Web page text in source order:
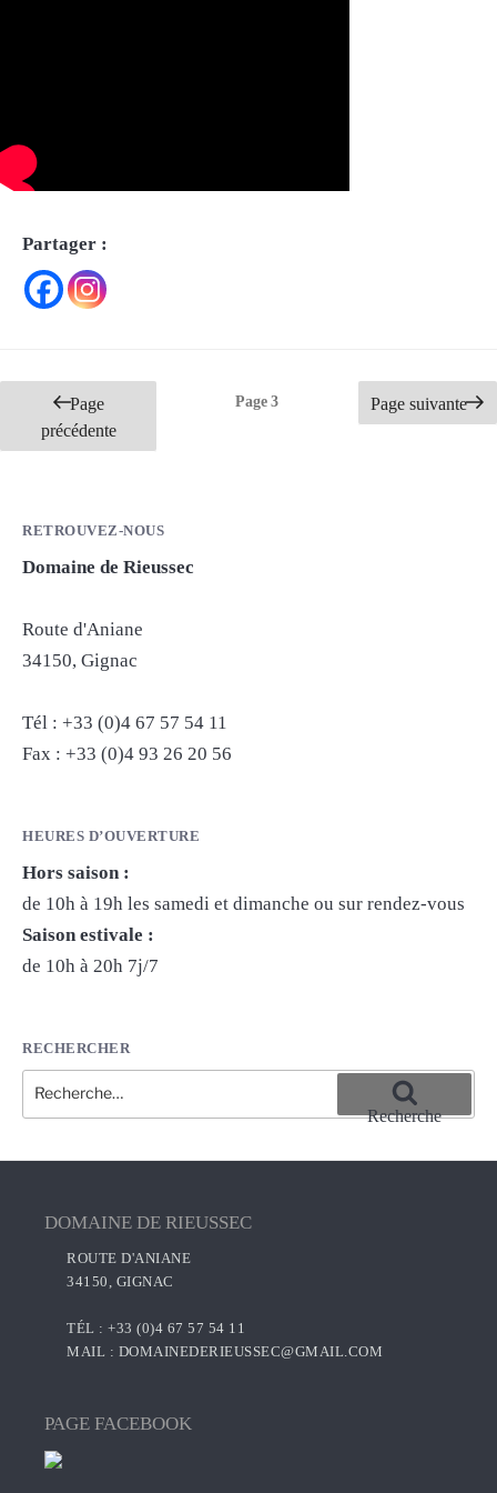
Partager :
Pagination
publications
Page
précédente
Page3 Page suivante
RETROUVEZ-NOUS
Domaine de Rieussec
Route d'Aniane
34150, Gignac
Tél : +33 (0)4 67 57 54 11
Fax : +33 (0)4 93 26 20 56
HEURES D’OUVERTURE
Hors saison :
de 10h à 19h les samedi et dimanche ou sur rendez-vous
Saison estivale :
de 10h à 20h 7j/7
RECHERCHER
Recherche
pour
Recherche
DOMAINE DE RIEUSSEC
ROUTE D'ANIANE
34150, GIGNAC
TÉL : +33 (0)4 67 57 54 11
MAIL : DOMAINEDERIEUSSEC@GMAIL.COM
PAGE FACEBOOK